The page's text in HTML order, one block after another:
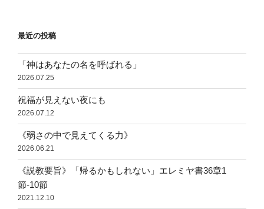
最近の投稿
「神はあなたの名を呼ばれる」
2026.07.25
祝福が見えない夜にも
2026.07.12
《弱さの中で見えてくる力》
2026.06.21
《説教要旨》「帰るかもしれない」エレミヤ書36章1
節-10節
2021.12.10